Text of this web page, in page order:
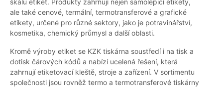
škálu etiket. Produkty zahrnují nejen samolepicí etikety,
ale také cenové, termální, termotransferové a grafické
etikety, určené pro různé sektory, jako je potravinářství,
kosmetika, chemický průmysl a další oblasti.
Kromě výroby etiket se KZK tiskárna soustředí i na tisk a
dotisk čárových kódů a nabízí ucelená řešení, která
zahrnují etiketovací kleště, stroje a zařízení. V sortimentu
společnosti jsou rovněž termo a termotransferové tiskárny